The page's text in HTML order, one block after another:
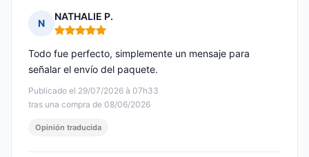
N
NATHALIE P.
Nota: 5 de 5
Publicado el 29/07/2026 à 07h33
tras una compra de 08/06/2026
Todo fue perfecto, simplemente un mensaje para
señalar el envío del paquete.
Opinión traducida